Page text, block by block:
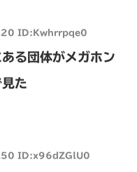
ID:Kwhrrpqe0
る団体がメガホン
た
ID:x96dZGlU0